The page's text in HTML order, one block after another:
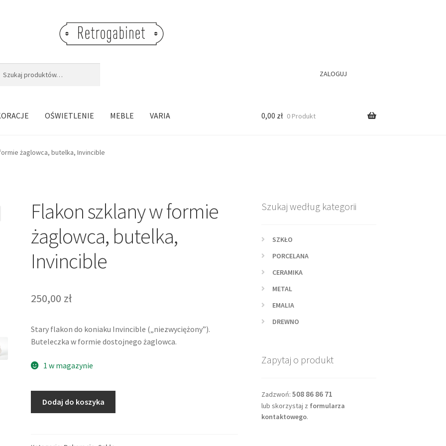
ZALOGUJ
OŚWIETLENIE MEBLE VARIA 0,00 zł 0 Produkt
żaglowca, butelka, Invincible
Flakon szklany w formie
żaglowca, butelka,
Invincible
250,00 zł
Stary flakon do koniaku Invincible („niezwyciężony”).
Buteleczka w formie dostojnego żaglowca.
1 w magazynie
Dodaj do koszyka
Szukaj według kategorii
SZKŁO
PORCELANA
CERAMIKA
METAL
EMALIA
DREWNO
Zapytaj o produkt
Zadzwoń: 508 86 86 71
lub skorzystaj z formularza
kontaktowego.